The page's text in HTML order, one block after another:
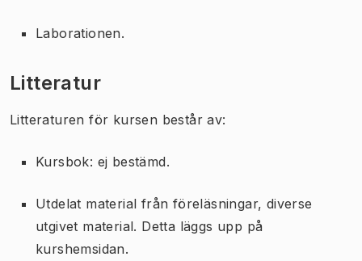
Laborationen.
Litteratur
Litteraturen för kursen består av:
Kursbok: ej bestämd.
Utdelat material från föreläsningar, diverse
utgivet material. Detta läggs upp på
kurshemsidan.